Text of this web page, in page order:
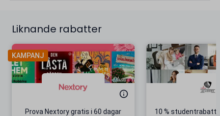
Liknande rabatter
KAMPANJ
Prova Nextory gratis i 60 dagar
10 % studentrabatt